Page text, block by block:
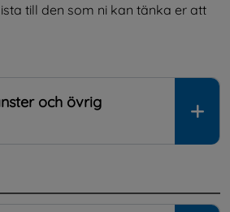
till den som ni kan tänka er att
och övrig